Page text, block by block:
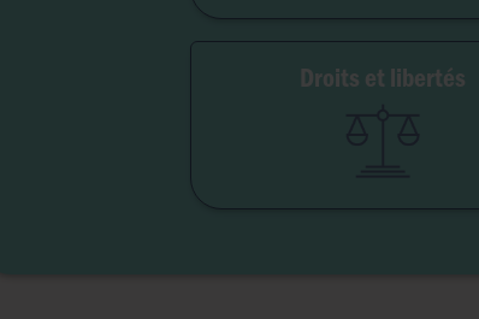
Droits et libertés
Liberté de conscience